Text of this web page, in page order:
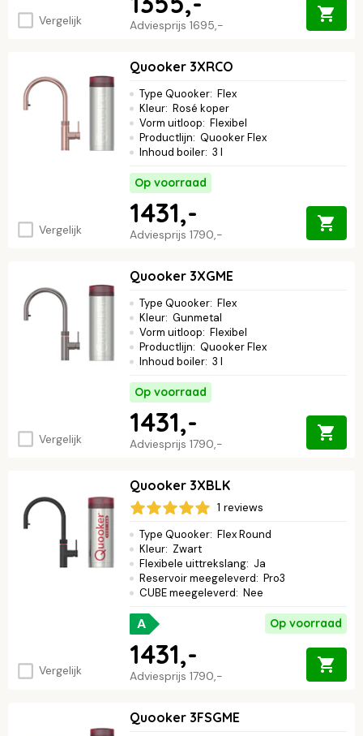
Vergelijk Adviesprijs 1695,-
Vergelijk
Quooker 3XRCO
Type Quooker: Flex
Kleur: Rosé koper
Vorm uitloop: Flexibel
Productlijn: Quooker Flex
Inhoud boiler: 3 l
Op voorraad
Adviesprijs 1790,-
1431,-
Vergelijk
Quooker 3XGME
Type Quooker: Flex
Kleur: Gunmetal
Vorm uitloop: Flexibel
Productlijn: Quooker Flex
Inhoud boiler: 3 l
Op voorraad
Adviesprijs 1790,-
1431,-
Vergelijk
Quooker 3XBLK
1 reviews
Type Quooker: Flex Round
Kleur: Zwart
Flexibele uittrekslang: Ja
Reservoir meegeleverd: Pro3
CUBE meegeleverd: Nee
A Op voorraad
Adviesprijs 1790,-
1431,-
Quooker 3FSGME